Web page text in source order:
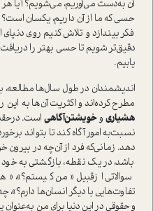
آن به‌دست می‌آوریم، می‌شویم؟ آیا
حسی که ما از آن داریم، یکسان ا‌ست؟
فکر بیندازد و تلاش کنیم روی
دقیق‌تر شویم تا حسی بهتر را
یابیم.
اندیشمندان در طول سال‌ها مطالعه،
مطرح کرده‌اند و اکثریت آن‌ها به این
هشیاریوخویشتن‌آگاهی ا‌ست.
نسبت‌به امور آگاه کند تا بتواند
دهد. زمانی‌که فرد از آن‌چه در
باشد، در یک نقطه، بازگشتی به خود
سوالاتی از‌قبیل «من
تفاوت‌هایی با دیگر انسان‌ها
و حقوقی در این دنیا برای من